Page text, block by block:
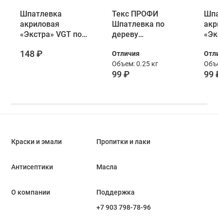
Шпатлевка
акриловая
«Экстра» VGT по
0,4 кг
148 ₽
Текс ПРОФИ
Шпатлевка по
дереву
акриловая
махагон 0,25 кг
Отличия
Объем: 0.25 кг
99 ₽ 99
Краски и эмали Пропитки и лаки
Антисептики Масла
О компании
Поддержка
+7 903 798-78-96